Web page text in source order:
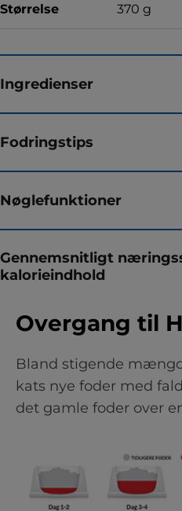
Størrelse 370 g
Ingredienser
Fodringstips
Nøglefunktioner
Gennemsnitligt
kalorieindhold
Overgang til
Bland stigende
kats nye foder med
det gamle foder over